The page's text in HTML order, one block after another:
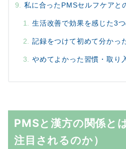
私に合ったPMSセルフケアと
生活改善で効果を感じた3
記録をつけて初めて分かっ
やめてよかった習慣・取り
PMSと漢方の関係と
注目されるのか）